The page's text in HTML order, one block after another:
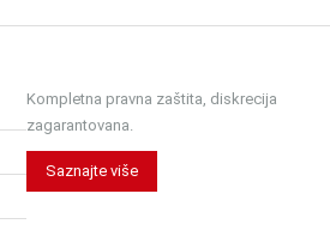
Kompletna pravna zaštita, diskrecija
zagarantovana.
Saznajte više